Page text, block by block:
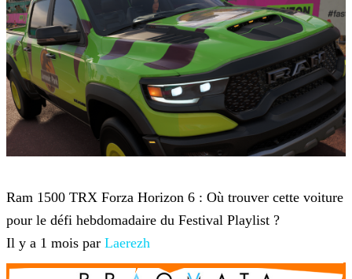
Ram 1500 TRX Forza Horizon 6 : Où trouver cette voiture
pour le défi hebdomadaire du Festival Playlist ?
Il y a 1 mois par Laerezh